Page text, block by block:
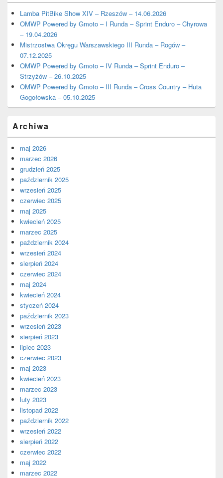
Lamba PitBike Show XIV – Rzeszów – 14.06.2026
OMWP Powered by Gmoto – I Runda – Sprint Enduro – Chyrowa
– 19.04.2026
Mistrzostwa Okręgu Warszawskiego III Runda – Rogów –
07.12.2025
OMWP Powered by Gmoto – IV Runda – Sprint Enduro –
Strzyżów – 26.10.2025
OMWP Powered by Gmoto – III Runda – Cross Country – Huta
Gogołowska – 05.10.2025
Archiwa
maj 2026
marzec 2026
grudzień 2025
październik 2025
wrzesień 2025
czerwiec 2025
maj 2025
kwiecień 2025
marzec 2025
październik 2024
wrzesień 2024
sierpień 2024
czerwiec 2024
maj 2024
kwiecień 2024
styczeń 2024
październik 2023
wrzesień 2023
sierpień 2023
lipiec 2023
czerwiec 2023
maj 2023
kwiecień 2023
marzec 2023
luty 2023
listopad 2022
październik 2022
wrzesień 2022
sierpień 2022
czerwiec 2022
maj 2022
marzec 2022